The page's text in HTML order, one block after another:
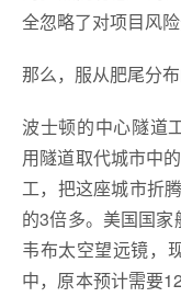
全忽略了对项目风险
那么，服从肥尾分
波士顿的中心隧道
用隧道取代城市中
工，把这座城市折
的3倍多。美国国家
韦布太空望远镜，
中，原本预计需要